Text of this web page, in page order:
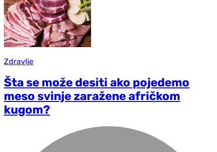
Zdravlje
Šta se može desiti ako pojedemo
meso svinje zaražene afričkom
kugom?